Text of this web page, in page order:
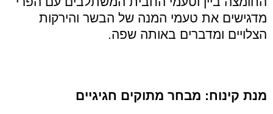
מדגישים את טעמי המנה של הבשר והירקות
הצלויים ומדברים באותה שפה.
מנת קינוח: מבחר מתוקים חגיגיים